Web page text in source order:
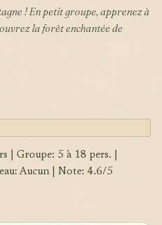
la forêt enchantée de
| Groupe: 5 à 18 pers. |
Aucun | Note: 4.6/5